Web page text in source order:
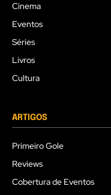
Cinema
Eventos
Séries
Livros
Cultura
ARTIGOS
Primeiro Gole
Reviews
Cobertura de Eventos